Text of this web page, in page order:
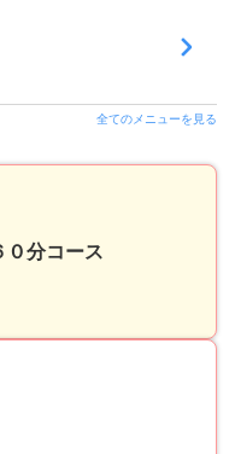
全てのメニューを見る
０分コース